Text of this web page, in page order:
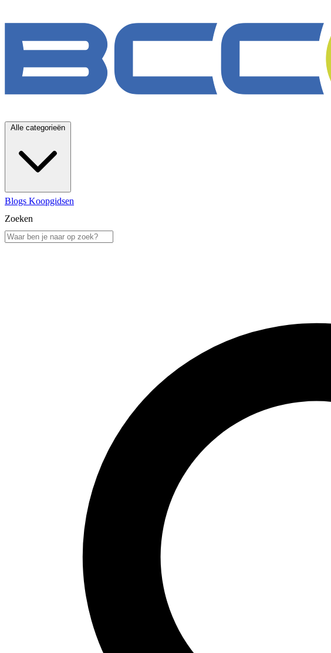
Alle categorieën
Blogs Koopgidsen
Zoeken